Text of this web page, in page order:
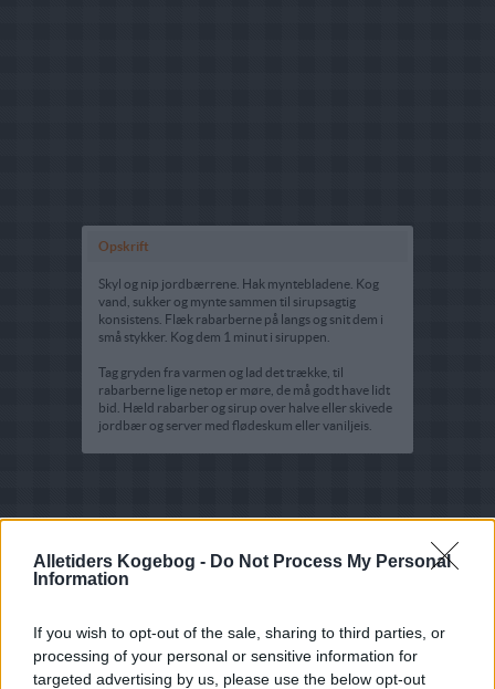
Alletiders Kogebog - Do Not Process My Personal
Information
If you wish to opt-out of the sale, sharing to third parties, or
processing of your personal or sensitive information for
targeted advertising by us, please use the below opt-out
Opskrift
Skyl og nip jordbærrene. Hak myntebladene. Kog
vand, sukker og mynte sammen til sirupsagtig
konsistens. Flæk rabarberne på langs og snit dem i
små stykker. Kog dem 1 minut i siruppen.
Tag gryden fra varmen og lad det trække, til
rabarberne lige netop er møre, de må godt have lidt
bid. Hæld rabarber og sirup over halve eller skivede
jordbær og server med flødeskum eller vaniljeis.